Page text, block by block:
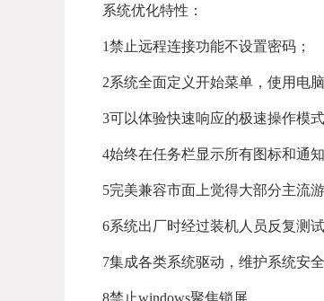
系统优化特性：
1禁止远程连接功能不设置密码；
2系统全面定义开始菜单，使用电
3可以体验快速响应的极速操作模
4始终在任务栏显示所有图标和通知
5完美兼容市面上觉得大部分主流游
6系统出厂时经过装机人员反复测
7集成各类系统驱动，维护系统安
8禁止windows聚焦锁屏